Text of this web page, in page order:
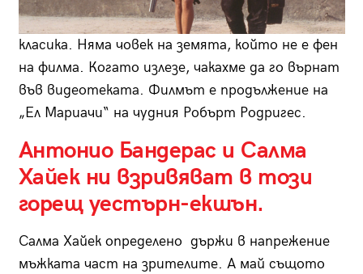
класика. Няма човек на земята, който не е фен
на филма. Когато излезе, чакахме да го върнат
във видеотеката. Филмът е продължение на
„Ел Мариачи“ на чудния Робърт Родригес.
Антонио Бандерас и Салма
Хайек ни взривяват в този
горещ уестърн-екшън.
Салма Хайек определено държи в напрежение
мъжката част на зрителите. А май същото